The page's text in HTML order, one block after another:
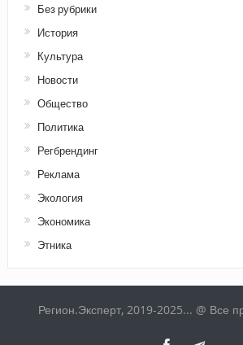
Без рубрики
История
Культура
Новости
Общество
Политика
Регбрендинг
Реклама
Экология
Экономика
Этника
Регион.Эксперт, 2019-2025... @ Все